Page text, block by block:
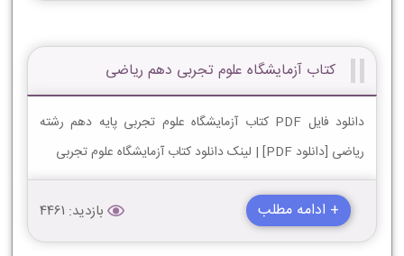
کتاب آزمایشگاه علوم تجربی دهم ریاضی
دانلود فایل PDF کتاب آزمایشگاه علوم تجربی پایه دهم رشته
ریاضی [دانلود PDF] | لینک دانلود کتاب آزمایشگاه علوم تجربی
+ ادامه مطلب بازدید: 4461